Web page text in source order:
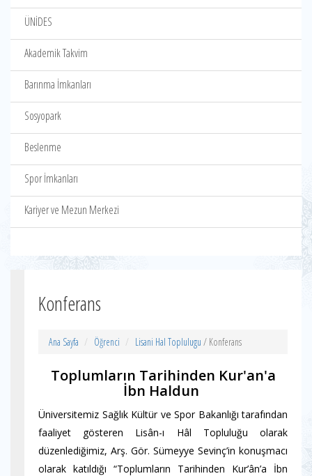
ÜNİDES
Akademik Takvim
Barınma İmkanları
Sosyopark
Beslenme
Spor İmkanları
Kariyer ve Mezun Merkezi
Konferans
Ana Sayfa Öğrenci Lisani Hal Toplulugu / Konferans
Toplumların Tarihinden Kur'an'a
İbn Haldun
Üniversitemiz Sağlık Kültür ve Spor Bakanlığı tarafından
faaliyet gösteren Lisân-ı Hâl Topluluğu olarak
düzenlediğimiz, Arş. Gör. Sümeyye Sevinç’in konuşmacı
olarak katıldığı “Toplumların Tarihinden Kur’ân’a İbn